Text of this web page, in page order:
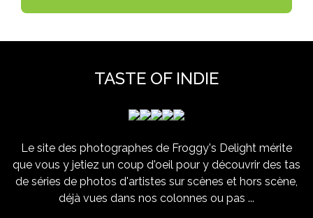
TASTE OF INDIE
Le site des photographes de Froggy's Delight mérite
que vous y jetiez un coup d'oeil pour y découvrir des tas
de séries de photos d'artistes sur scènes et hors scène,
déjà vues dans nos colonnes ou pas ...